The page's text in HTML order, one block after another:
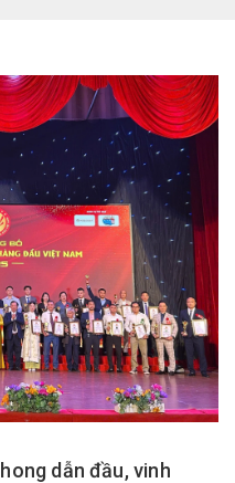
dẫn đầu, vinh